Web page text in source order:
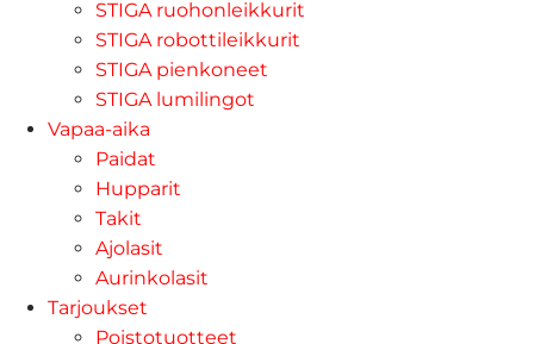
STIGA ruohonleikkurit
STIGA robottileikkurit
STIGA pienkoneet
STIGA lumilingot
Vapaa-aika
Paidat
Hupparit
Takit
Ajolasit
Aurinkolasit
Tarjoukset
Poistotuotteet